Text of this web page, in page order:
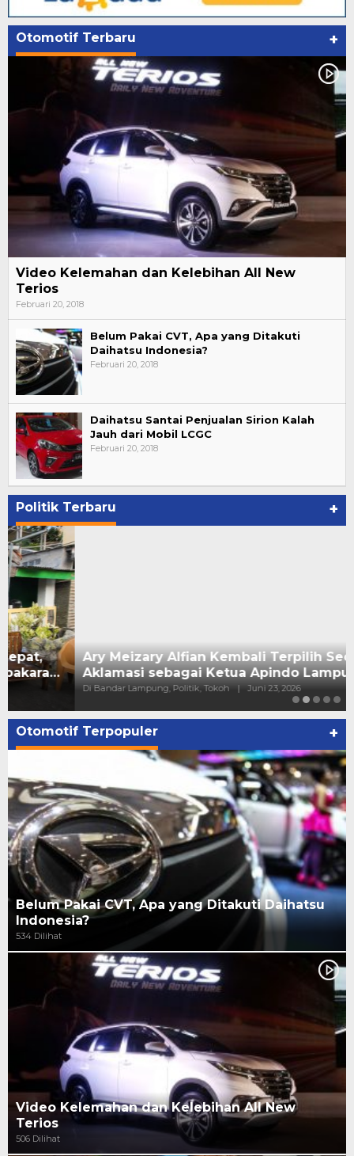
Otomotif Terbaru +
Video Kelemahan dan Kelebihan All New
Terios
Februari 20, 2018
Belum Pakai CVT, Apa yang Ditakuti
Daihatsu Indonesia?
Februari 20, 2018
Daihatsu Santai Penjualan Sirion Kalah
Jauh dari Mobil LCGC
Februari 20, 2018
Politik Terbaru +
Ary Meizary Alfian Kembali Terpilih Secara
Aklamasi sebagai Ketua Apindo Lampung
Di Bandar Lampung, Politik, Tokoh Juni 23, 2026
Otomotif Terpopuler +
Belum Pakai CVT, Apa yang Ditakuti Daihatsu
Indonesia?
534 Dilihat
Video Kelemahan dan Kelebihan All New
Terios
506 Dilihat